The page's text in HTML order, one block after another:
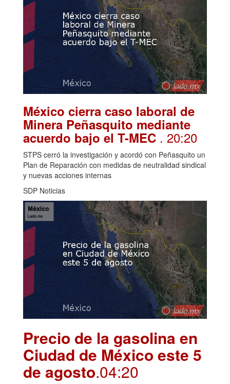
México cierra caso laboral de
Minera Peñasquito mediante
acuerdo bajo el T-MEC . 20:20
STPS cerró la investigación y acordó con Peñasquito un
Plan de Reparación con medidas de neutralidad sindical
y nuevas acciones internas
SDP Noticias
Precio de la gasolina en
Ciudad de México este 5
de agosto.04:20